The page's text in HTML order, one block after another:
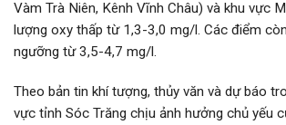
Vàm Trà Niên, Kênh Vĩnh Châu) và khu vực
lượng oxy thấp từ 1,3-3,0 mg/l. Các điểm
ngưỡng từ 3,5-4,7 mg/l.
Theo bản tin khí tượng, thủy văn và dự báo
vực tỉnh Sóc Trăng chịu ảnh hưởng chủ yếu